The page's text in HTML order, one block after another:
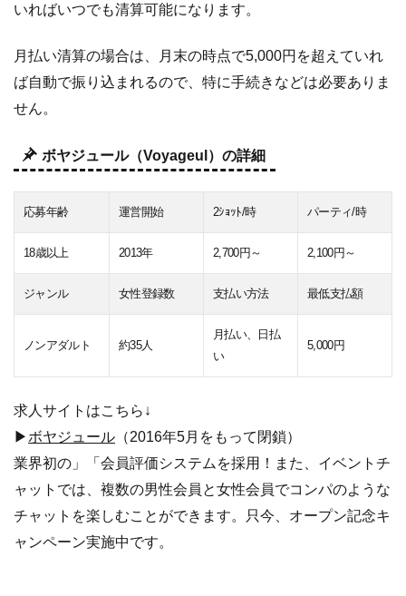
いればいつでも清算可能になります。
月払い清算の場合は、月末の時点で5,000円を超えていれ
ば自動で振り込まれるので、特に手続きなどは必要ありま
せん。
ボヤジュール（Voyageul）の詳細
応募年齢 運営開始 2ｼｮｯﾄ/時 パーティ/時
18歳以上 2013年 2,700円～ 2,100円～
ジャンル 女性登録数 支払い方法 最低支払額
ノンアダルト 約35人
月払い、日払
い
5,000円
求人サイトはこちら↓
▶ ボヤジュール （2016年5月をもって閉鎖）
業界初の」「会員評価システムを採用！また、イベントチ
ャットでは、複数の男性会員と女性会員でコンパのような
チャットを楽しむことができます。只今、オープン記念キ
ャンペーン実施中です。